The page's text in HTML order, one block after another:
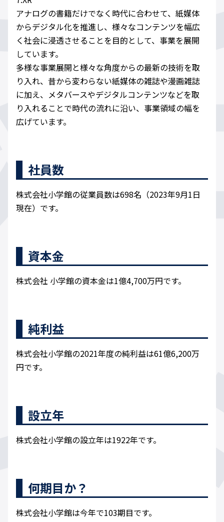
アナログの書籍だけでなく時代に合わせて、紙媒体
からデジタル化を推進し、様々なコンテンツを幅広
く社会に浸透させることを目的として、事業を展開
しています。
多様な事業展開と様々な角度からの最新の技術を取
り入れ、昔から変わらない紙媒体の雑誌や漫画雑誌
に加え、メタバースやデジタルコンテンツなどを取
り入れることで時代の流れに沿い、事業領域の幅を
広げています。
社員数
株式会社小学館の従業員数は698名（2023年9月1日
現在）です。
資本金
株式会社 小学館の資本金は1億4,700万円です。
純利益
株式会社小学館の2021年度の純利益は61億6,200万
円です。
設立年
株式会社小学館の設立年は1922年です。
何期目か？
株式会社小学館は今年で103期目です。